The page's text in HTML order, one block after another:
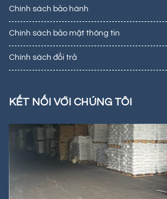
Chính sách bảo hành
Chính sách bảo mật thông tin
Chính sách đổi trả
KẾT NỐI VỚI CHÚNG TÔI